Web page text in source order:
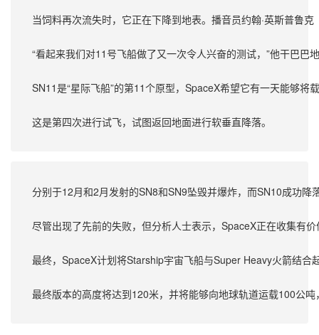
当饲料再次流失时，它正在下降到地表。播音员约翰·英斯普鲁
“看起来我们对11号飞船做了又一次令人兴奋的测试，”他干巴巴
SN11是“星际飞船”的第11个原型，SpaceX希望它有一天能够将
这是第四次进行试飞，试图返回地面进行软垂直降落。
分别于12月和2月发射的SN8和SN9坠毁并爆炸，而SN10成功
尽管出现了先前的失败，但分析人士表示，SpaceX正在收集有
最终，SpaceX计划将Starship宇宙飞船与Super Heavy火箭结合
最终版本的高度将达到120米，并将能够向地球轨道运载100公